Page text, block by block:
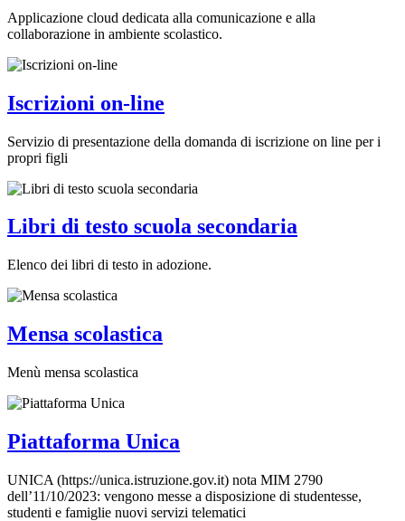
Applicazione cloud dedicata alla comunicazione e alla
collaborazione in ambiente scolastico.
Iscrizioni on-line
Servizio di presentazione della domanda di iscrizione on line per i
propri figli
Libri di testo scuola secondaria
Elenco dei libri di testo in adozione.
Mensa scolastica
Menù mensa scolastica
Piattaforma Unica
UNICA (https://unica.istruzione.gov.it) nota MIM 2790
dell’11/10/2023: vengono messe a disposizione di studentesse,
studenti e famiglie nuovi servizi telematici